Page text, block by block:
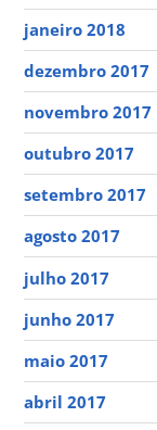
janeiro 2018
dezembro 2017
novembro 2017
outubro 2017
setembro 2017
agosto 2017
julho 2017
junho 2017
maio 2017
abril 2017